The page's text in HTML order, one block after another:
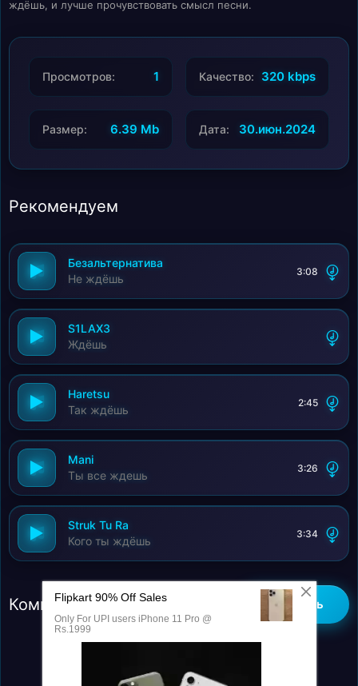
ждёшь, и лучше прочувствовать смысл песни.
Просмотров: 1 Качество: 320 kbps
Размер: 6.39 Mb Дата: 30.июн.2024
Рекомендуем
Безальтернатива
Не ждёшь
3:08
S1LAX3
Ждёшь
Haretsu
Так ждёшь
2:45
Mani
Ты все ждешь
3:26
Struk Tu Ra
Кого ты ждёшь
3:34
Комментарии (0) Добавить